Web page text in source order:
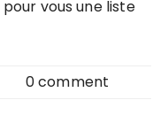
vous une liste
0 comment